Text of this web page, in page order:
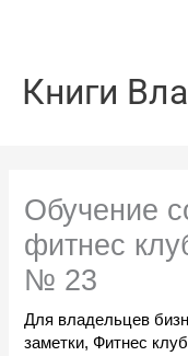
Книги
Обучение
фитнес
№ 23
Для владельцев
заметки,Фитнес